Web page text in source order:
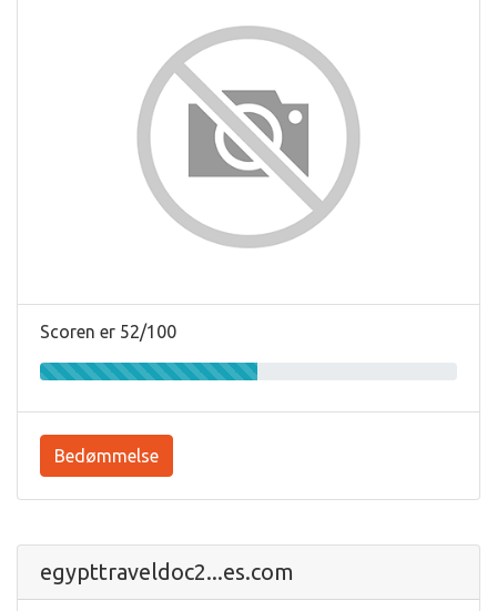
Scoren er 52/100
Bedømmelse
egypttraveldoc2...es.com